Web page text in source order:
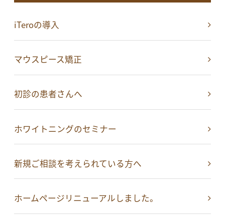
iTeroの導入
マウスピース矯正
初診の患者さんへ
ホワイトニングのセミナー
新規ご相談を考えられている方へ
ホームページリニューアルしました。